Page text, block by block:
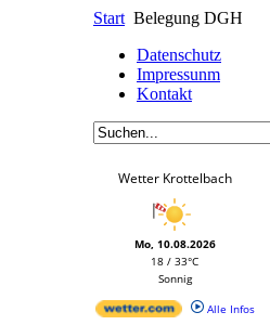
Start Belegung DGH
Datenschutz
Impressunm
Kontakt
Wetter Krottelbach
Mo, 10.08.2026
18 / 33°C
Sonnig
Alle Infos